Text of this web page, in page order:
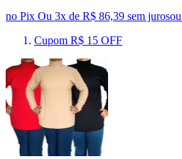
no Pix Ou 3x de R$ 86,39 sem jurosou
Cupom R$ 15 OFF